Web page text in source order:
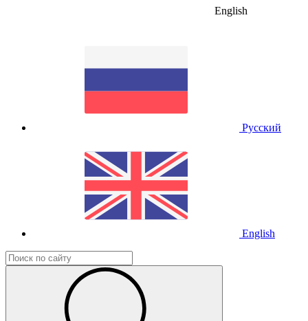
English
Русский
English